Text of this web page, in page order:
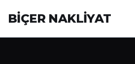
BİÇER NAKLİYAT